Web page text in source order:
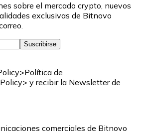
sobre el mercado crypto, nuevos
exclusivas de Bitnovo
Suscribirse
de
y recibir la Newsletter de
comerciales de Bitnovo